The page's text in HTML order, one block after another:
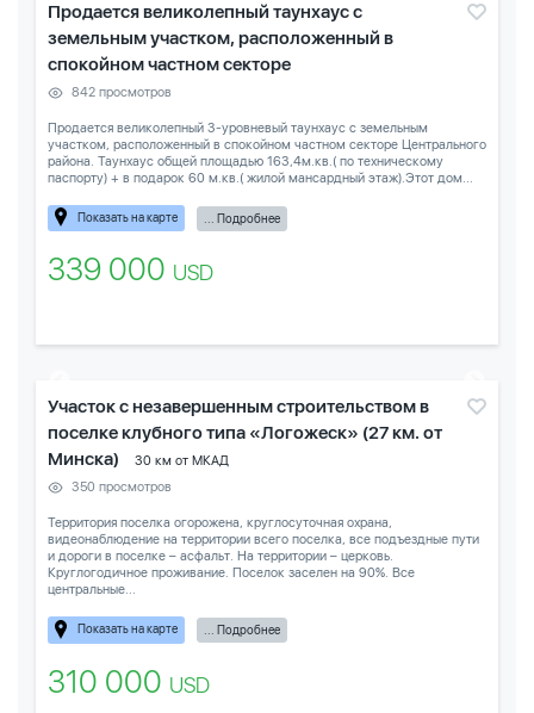
Продается великолепный таунхаус с
земельным участком, расположенный в
спокойном частном секторе
842 просмотров
Продается великолепный 3-уровневый таунхаус с земельным
участком, расположенный в спокойном частном секторе Центрального
района. Таунхаус общей площадью 163,4м.кв.( по техническому
паспорту) + в подарок 60 м.кв.( жилой мансардный этаж).Этот дом...
Показать на карте ... Подробнее
339 000 USD
Участок с незавершенным строительством в
поселке клубного типа «Логожеск» (27 км. от
Минска)
30 км от МКАД
350 просмотров
Территория поселка огорожена, круглосуточная охрана,
видеонаблюдение на территории всего поселка, все подъездные пути
и дороги в поселке – асфальт. На территории – церковь.
Круглогодичное проживание. Поселок заселен на 90%. Все
центральные...
Показать на карте ... Подробнее
310 000 USD